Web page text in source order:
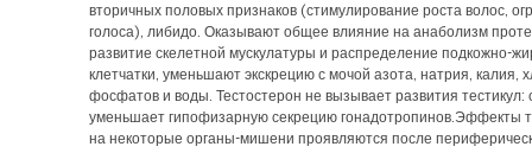
вторичных половых признаков (стимулирование роста волос,
голоса), либидо. Оказывают общее влияние на анаболизм
развитие скелетной мускулатуры и распределение подкожно-
клетчатки, уменьшают экскрецию с мочой азота, натрия, калия,
фосфатов и воды. Тестостерон не вызывает развития тестикул:
уменьшает гипофизарную секрецию гонадотропинов.Эффекты
на некоторые органы-мишени проявляются после